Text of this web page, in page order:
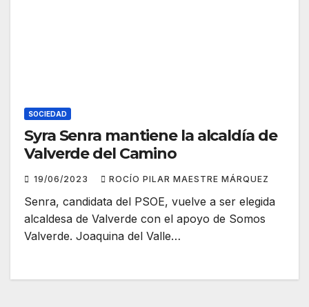
SOCIEDAD
Syra Senra mantiene la alcaldía de
Valverde del Camino
19/06/2023 ROCÍO PILAR MAESTRE MÁRQUEZ
Senra, candidata del PSOE, vuelve a ser elegida
alcaldesa de Valverde con el apoyo de Somos
Valverde. Joaquina del Valle…